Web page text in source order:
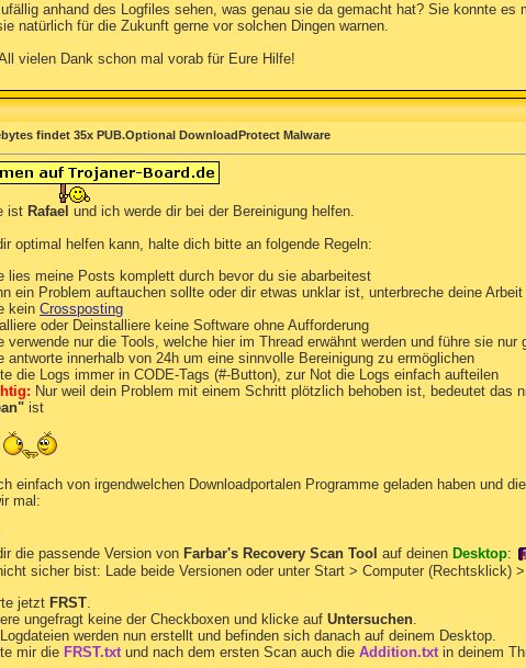
0
bösartigen Elemente erkannt)
0
3
0
bösartigen Elemente erkannt)
0
bösartigen Elemente erkannt)
15
C:\Windows\Installer\{5474E500-
C:\Program Files\WajaNetEn, ,
C:\Program Files
C:\Program Files
C:\Program Files
C:\Program Files
C:\Program Files
C:\Program Files (x86)\{05EF8F87-
C:\Program Files (x86)\{176D0A35-
C:\Program Files\{94A082B8-5785-
17
C:\Program Files\{94A082B8-5785-
C:\Program Files (x86)\{05EF8F87-
C:\Program Files (x86)\{176D0A35-
C:\Windows\Installer\{5474E500-
anhand des Logfiles sehen, was genau sie da gemacht hat? Sie konnte
natürlich für die Zukunft gerne vor solchen Dingen warnen.
vielen Dank schon mal vorab für Eure Hilfe!
findet 35x PUB.Optional DownloadProtect Malware
ist Rafael und ich werde dir bei der Bereinigung helfen.
optimal helfen kann, halte dich bitte an folgende Regeln:
lies meine Posts komplett durch bevor du sie abarbeitest
ein Problem auftauchen sollte oder dir etwas unklar ist, unterbreche deine
kein Crossposting
oder Deinstalliere keine Software ohne Aufforderung
verwende nur die Tools, welche hier im Thread erwähnt werden und führe sie nur
antworte innerhalb von 24h um eine sinnvolle Bereinigung zu ermöglichen
die Logs immer in CODE-Tags (#-Button), zur Not die Logs einfach aufteilen
Nur weil dein Problem mit einem Schritt plötzlich behoben ist, bedeutet
ist
einfach von irgendwelchen Downloadportalen Programme geladen haben und
mal:
die passende Version von Farbar's Recovery Scan Tool auf deinen Desktop:
sicher bist: Lade beide Versionen oder unter Start > Computer (Rechtsklick)
jetzt FRST
ungefragt keine der Checkboxen und klicke auf Untersuchen
werden nun erstellt und befinden sich danach auf deinem Desktop.
mir die FRST.txt und nach dem ersten Scan auch die Addition.txt in deinem